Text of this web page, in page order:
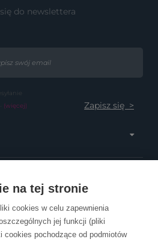
na tej stronie
cookies w celu zapewnienia
jej funkcji (pliki
cookies pochodzące od podmiotów
do newslettera
(więcej)